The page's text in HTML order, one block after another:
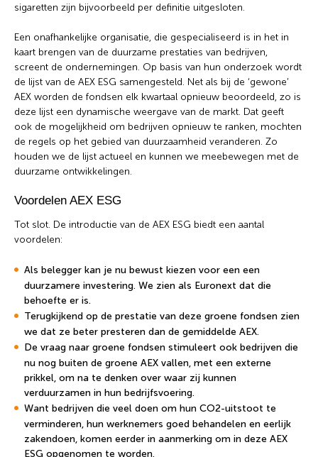
sigaretten zijn bijvoorbeeld per definitie uitgesloten.
Een onafhankelijke organisatie, die gespecialiseerd is in het in
kaart brengen van de duurzame prestaties van bedrijven,
screent de ondernemingen. Op basis van hun onderzoek wordt
de lijst van de AEX ESG samengesteld. Net als bij de ‘gewone’
AEX worden de fondsen elk kwartaal opnieuw beoordeeld, zo is
deze lijst een dynamische weergave van de markt. Dat geeft
ook de mogelijkheid om bedrijven opnieuw te ranken, mochten
de regels op het gebied van duurzaamheid veranderen. Zo
houden we de lijst actueel en kunnen we meebewegen met de
duurzame ontwikkelingen.
Voordelen AEX ESG
Tot slot. De introductie van de AEX ESG biedt een aantal
voordelen:
Als belegger kan je nu bewust kiezen voor een een
duurzamere investering. We zien als Euronext dat die
behoefte er is.
Terugkijkend op de prestatie van deze groene fondsen zien
we dat ze beter presteren dan de gemiddelde AEX.
De vraag naar groene fondsen stimuleert ook bedrijven die
nu nog buiten de groene AEX vallen, met een externe
prikkel, om na te denken over waar zij kunnen
verduurzamen in hun bedrijfsvoering.
Want bedrijven die veel doen om hun CO2-uitstoot te
verminderen, hun werknemers goed behandelen en eerlijk
zakendoen, komen eerder in aanmerking om in deze AEX
ESG opgenomen te worden.